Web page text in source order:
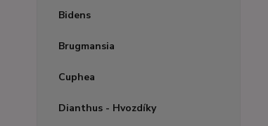
Bidens
Brugmansia
Cuphea
Dianthus - Hvozdíky